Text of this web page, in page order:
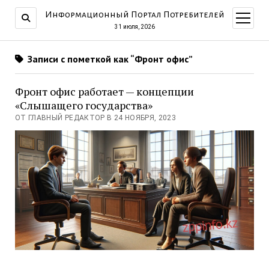
Информационный Портал Потребителей
31 июля, 2026
меню
Записи с пометкой как “Фронт офис”
Фронт офис работает — концепции
«Слышащего государства»
ОТ ГЛАВНЫЙ РЕДАКТОР В 24 НОЯБРЯ, 2023